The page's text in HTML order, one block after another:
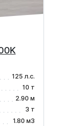
125 л.с.
10 т
2.90 м
3 т
1.80 м3